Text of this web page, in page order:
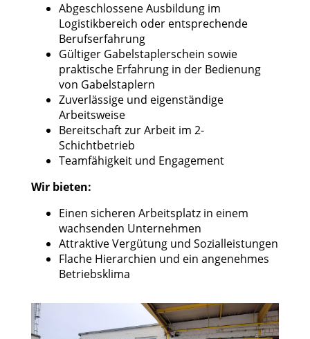
Abgeschlossene Ausbildung im
Logistikbereich oder entsprechende
Berufserfahrung
Gültiger Gabelstaplerschein sowie
praktische Erfahrung in der Bedienung
von Gabelstaplern
Zuverlässige und eigenständige
Arbeitsweise
Bereitschaft zur Arbeit im 2-
Schichtbetrieb
Teamfähigkeit und Engagement
Wir bieten:
Einen sicheren Arbeitsplatz in einem
wachsenden Unternehmen
Attraktive Vergütung und Sozialleistungen
Flache Hierarchien und ein angenehmes
Betriebsklima